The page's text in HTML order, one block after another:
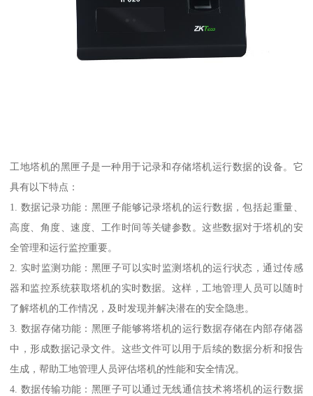
工地塔机的黑匣子是一种用于记录和存储塔机运行数据的设备。它
具有以下特点：
1. 数据记录功能：黑匣子能够记录塔机的运行数据，包括起重量、
高度、角度、速度、工作时间等关键参数。这些数据对于塔机的安
全管理和运行监控重要。
2. 实时监测功能：黑匣子可以实时监测塔机的运行状态，通过传感
器和监控系统获取塔机的实时数据。这样，工地管理人员可以随时
了解塔机的工作情况，及时发现并解决潜在的安全隐患。
3. 数据存储功能：黑匣子能够将塔机的运行数据存储在内部存储器
中，形成数据记录文件。这些文件可以用于后续的数据分析和报告
生成，帮助工地管理人员评估塔机的性能和安全情况。
4. 数据传输功能：黑匣子可以通过无线通信技术将塔机的运行数据